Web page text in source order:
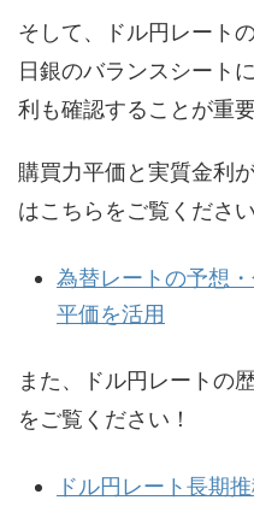
そして、ドル円レート
日銀のバランスシート
利も確認することが重要
購買力平価と実質金利
はこちらをご覧ください
為替レートの予想
平価を活用
また、ドル円レートの
をご覧ください！
ドル円レート長期